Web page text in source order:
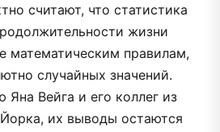
считают, что статистика
жизни
математическим правилам,
случайных значений.
Вейга и его коллег из
их выводы остаются